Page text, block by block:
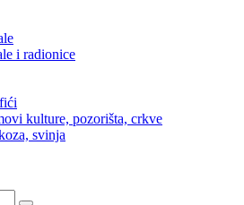
i radionice
kulture, pozorišta, crkve
svinja